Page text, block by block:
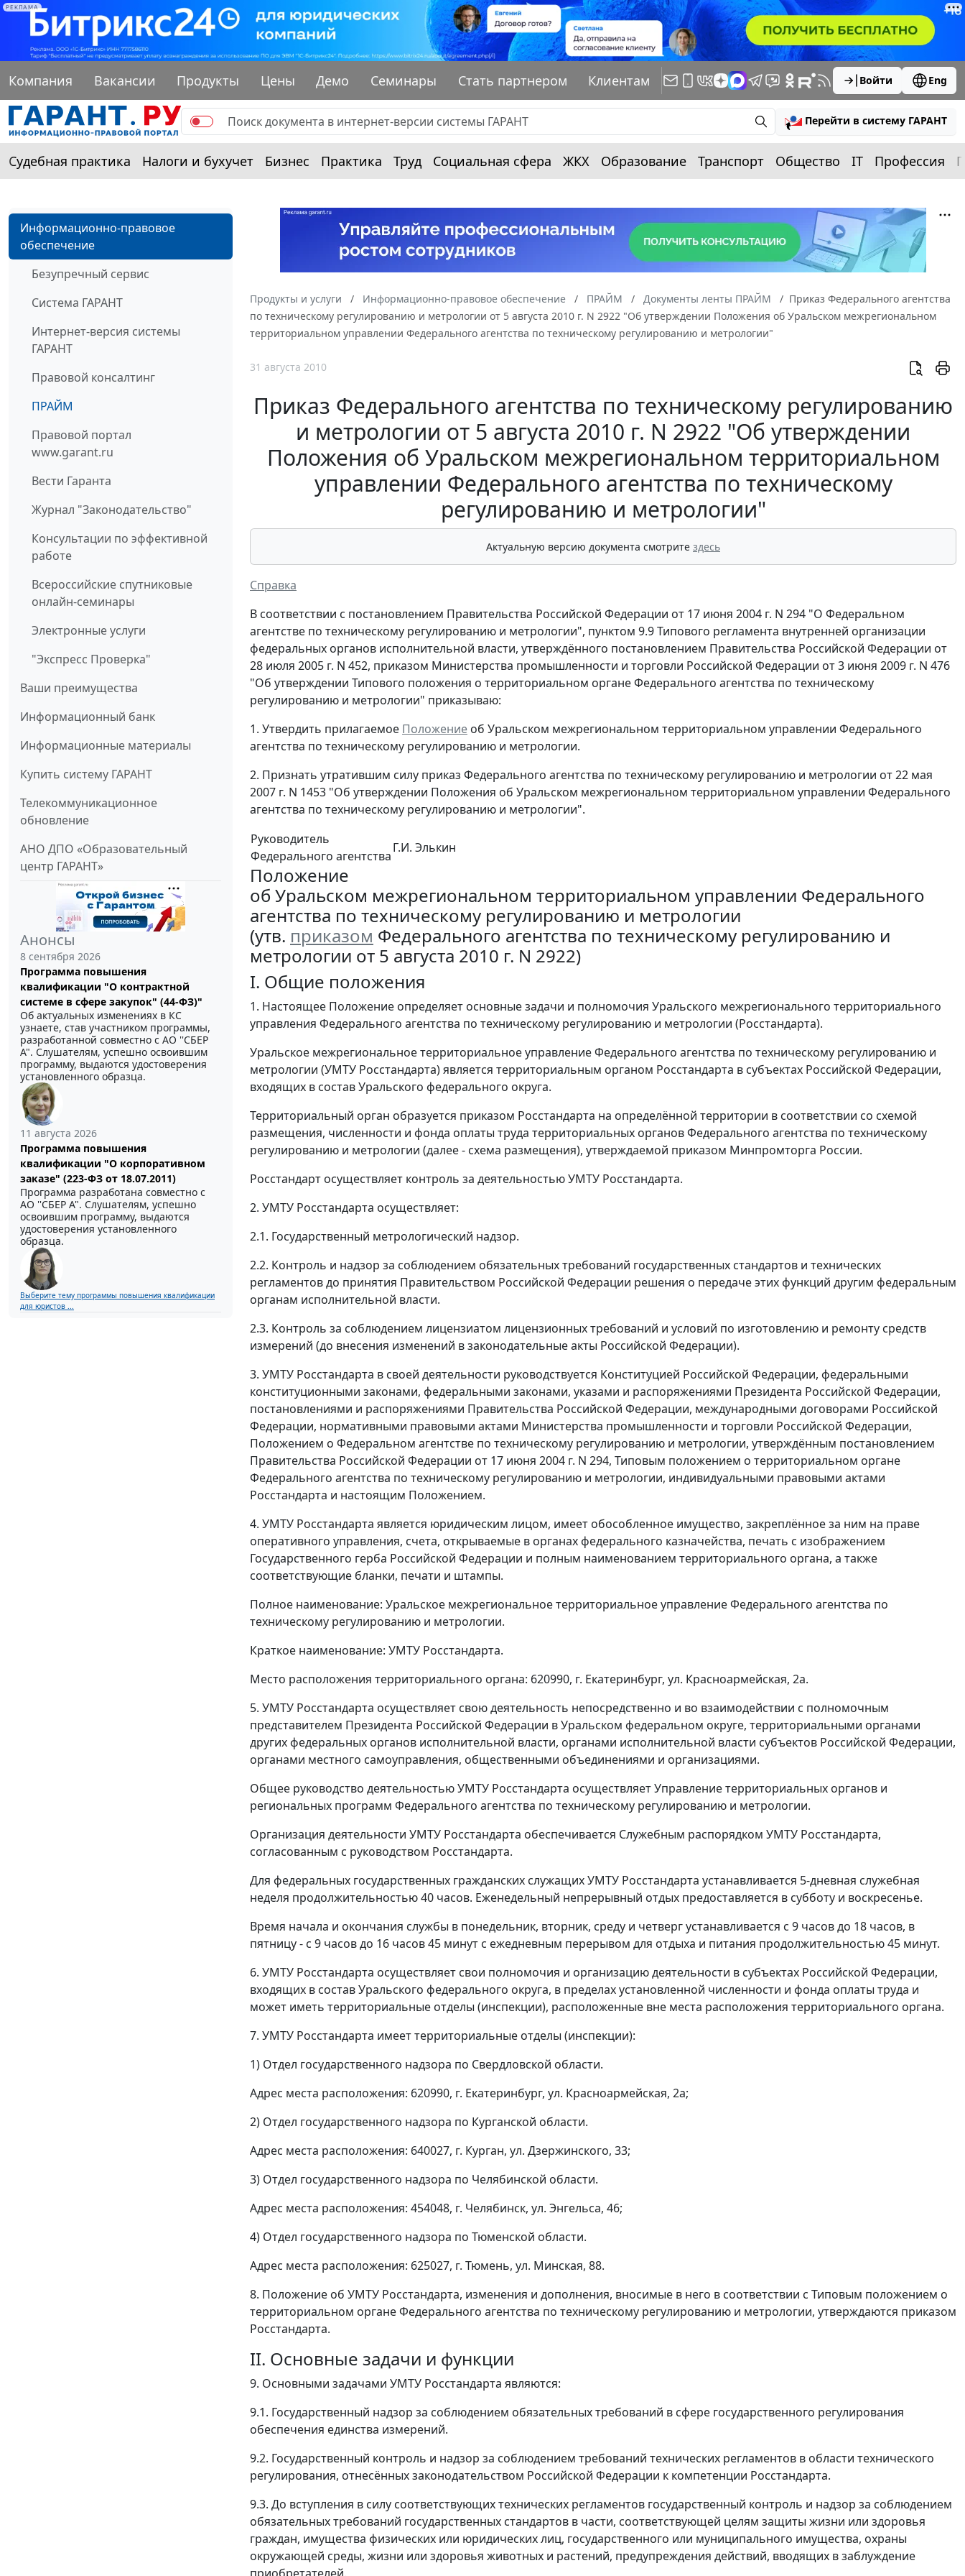
РЕКЛАМА
Компания Вакансии Продукты Цены Демо Семинары Стать партнером Клиентам Войти Eng
Перейти в систему ГАРАНТ
Судебная практика Налоги и бухучет Бизнес Практика Труд Социальная сфера ЖКХ Образование Транспорт Общество IT Профессия
Информационно-правовое
обеспечение
Безупречный сервис
Система ГАРАНТ
Интернет-версия системы
ГАРАНТ
Правовой консалтинг
ПРАЙМ
Правовой портал
www.garant.ru
Вести Гаранта
Журнал "Законодательство"
Консультации по эффективной
работе
Всероссийские спутниковые
онлайн-семинары
Электронные услуги
"Экспресс Проверка"
Ваши преимущества
Информационный банк
Информационные материалы
Купить систему ГАРАНТ
Телекоммуникационное
обновление
АНО ДПО «Образовательный
центр ГАРАНТ»
Анонсы
8 сентября 2026
Программа повышения
квалификации "О контрактной
системе в сфере закупок" (44-ФЗ)"
Об актуальных изменениях в КС
узнаете, став участником программы,
разработанной совместно с АО ''СБЕР
А". Слушателям, успешно освоившим
программу, выдаются удостоверения
установленного образца.
11 августа 2026
Программа повышения
квалификации "О корпоративном
заказе" (223-ФЗ от 18.07.2011)
Программа разработана совместно с
АО ''СБЕР А". Слушателям, успешно
освоившим программу, выдаются
удостоверения установленного
образца.
Выберите тему программы повышения квалификации
для юристов ...
Продукты и услуги Информационно-правовое обеспечение ПРАЙМ Документы ленты ПРАЙМ
Приказ Федерального агентства
по техническому регулированию и метрологии от 5 августа 2010 г. N 2922 "Об утверждении Положения об Уральском межрегиональном
территориальном управлении Федерального агентства по техническому регулированию и метрологии"
31 августа 2010
Приказ Федерального агентства по техническому регулированию
и метрологии от 5 августа 2010 г. N 2922 "Об утверждении
Положения об Уральском межрегиональном территориальном
управлении Федерального агентства по техническому
регулированию и метрологии"
Актуальную версию документа смотрите здесь
Справка
В соответствии с постановлением Правительства Российской Федерации от 17 июня 2004 г. N 294 "О Федеральном
агентстве по техническому регулированию и метрологии", пунктом 9.9 Типового регламента внутренней организации
федеральных органов исполнительной власти, утверждённого постановлением Правительства Российской Федерации от
28 июля 2005 г. N 452, приказом Министерства промышленности и торговли Российской Федерации от 3 июня 2009 г. N 476
"Об утверждении Типового положения о территориальном органе Федерального агентства по техническому
регулированию и метрологии" приказываю:
1. Утвердить прилагаемое Положение об Уральском межрегиональном территориальном управлении Федерального
агентства по техническому регулированию и метрологии.
2. Признать утратившим силу приказ Федерального агентства по техническому регулированию и метрологии от 22 мая
2007 г. N 1453 "Об утверждении Положения об Уральском межрегиональном территориальном управлении Федерального
агентства по техническому регулированию и метрологии".
Руководитель
Федерального агентства
Г.И. Элькин
Положение
об Уральском межрегиональном территориальном управлении Федерального
агентства по техническому регулированию и метрологии
(утв. приказом Федерального агентства по техническому регулированию и
метрологии от 5 августа 2010 г. N 2922)
I. Общие положения
1. Настоящее Положение определяет основные задачи и полномочия Уральского межрегионального территориального
управления Федерального агентства по техническому регулированию и метрологии (Росстандарта).
Уральское межрегиональное территориальное управление Федерального агентства по техническому регулированию и
метрологии (УМТУ Росстандарта) является территориальным органом Росстандарта в субъектах Российской Федерации,
входящих в состав Уральского федерального округа.
Территориальный орган образуется приказом Росстандарта на определённой территории в соответствии со схемой
размещения, численности и фонда оплаты труда территориальных органов Федерального агентства по техническому
регулированию и метрологии (далее - схема размещения), утверждаемой приказом Минпромторга России.
Росстандарт осуществляет контроль за деятельностью УМТУ Росстандарта.
2. УМТУ Росстандарта осуществляет:
2.1. Государственный метрологический надзор.
2.2. Контроль и надзор за соблюдением обязательных требований государственных стандартов и технических
регламентов до принятия Правительством Российской Федерации решения о передаче этих функций другим федеральным
органам исполнительной власти.
2.3. Контроль за соблюдением лицензиатом лицензионных требований и условий по изготовлению и ремонту средств
измерений (до внесения изменений в законодательные акты Российской Федерации).
3. УМТУ Росстандарта в своей деятельности руководствуется Конституцией Российской Федерации, федеральными
конституционными законами, федеральными законами, указами и распоряжениями Президента Российской Федерации,
постановлениями и распоряжениями Правительства Российской Федерации, международными договорами Российской
Федерации, нормативными правовыми актами Министерства промышленности и торговли Российской Федерации,
Положением о Федеральном агентстве по техническому регулированию и метрологии, утверждённым постановлением
Правительства Российской Федерации от 17 июня 2004 г. N 294, Типовым положением о территориальном органе
Федерального агентства по техническому регулированию и метрологии, индивидуальными правовыми актами
Росстандарта и настоящим Положением.
4. УМТУ Росстандарта является юридическим лицом, имеет обособленное имущество, закреплённое за ним на праве
оперативного управления, счета, открываемые в органах федерального казначейства, печать с изображением
Государственного герба Российской Федерации и полным наименованием территориального органа, а также
соответствующие бланки, печати и штампы.
Полное наименование: Уральское межрегиональное территориальное управление Федерального агентства по
техническому регулированию и метрологии.
Краткое наименование: УМТУ Росстандарта.
Место расположения территориального органа: 620990, г. Екатеринбург, ул. Красноармейская, 2а.
5. УМТУ Росстандарта осуществляет свою деятельность непосредственно и во взаимодействии с полномочным
представителем Президента Российской Федерации в Уральском федеральном округе, территориальными органами
других федеральных органов исполнительной власти, органами исполнительной власти субъектов Российской Федерации,
органами местного самоуправления, общественными объединениями и организациями.
Общее руководство деятельностью УМТУ Росстандарта осуществляет Управление территориальных органов и
региональных программ Федерального агентства по техническому регулированию и метрологии.
Организация деятельности УМТУ Росстандарта обеспечивается Служебным распорядком УМТУ Росстандарта,
согласованным с руководством Росстандарта.
Для федеральных государственных гражданских служащих УМТУ Росстандарта устанавливается 5-дневная служебная
неделя продолжительностью 40 часов. Еженедельный непрерывный отдых предоставляется в субботу и воскресенье.
Время начала и окончания службы в понедельник, вторник, среду и четверг устанавливается с 9 часов до 18 часов, в
пятницу - с 9 часов до 16 часов 45 минут с ежедневным перерывом для отдыха и питания продолжительностью 45 минут.
6. УМТУ Росстандарта осуществляет свои полномочия и организацию деятельности в субъектах Российской Федерации,
входящих в состав Уральского федерального округа, в пределах установленной численности и фонда оплаты труда и
может иметь территориальные отделы (инспекции), расположенные вне места расположения территориального органа.
7. УМТУ Росстандарта имеет территориальные отделы (инспекции):
1) Отдел государственного надзора по Свердловской области.
Адрес места расположения: 620990, г. Екатеринбург, ул. Красноармейская, 2а;
2) Отдел государственного надзора по Курганской области.
Адрес места расположения: 640027, г. Курган, ул. Дзержинского, 33;
3) Отдел государственного надзора по Челябинской области.
Адрес места расположения: 454048, г. Челябинск, ул. Энгельса, 46;
4) Отдел государственного надзора по Тюменской области.
Адрес места расположения: 625027, г. Тюмень, ул. Минская, 88.
8. Положение об УМТУ Росстандарта, изменения и дополнения, вносимые в него в соответствии с Типовым положением о
территориальном органе Федерального агентства по техническому регулированию и метрологии, утверждаются приказом
Росстандарта.
II. Основные задачи и функции
9. Основными задачами УМТУ Росстандарта являются:
9.1. Государственный надзор за соблюдением обязательных требований в сфере государственного регулирования
обеспечения единства измерений.
9.2. Государственный контроль и надзор за соблюдением требований технических регламентов в области технического
регулирования, отнесённых законодательством Российской Федерации к компетенции Росстандарта.
9.3. До вступления в силу соответствующих технических регламентов государственный контроль и надзор за соблюдением
обязательных требований государственных стандартов в части, соответствующей целям защиты жизни или здоровья
граждан, имущества физических или юридических лиц, государственного или муниципального имущества, охраны
окружающей среды, жизни или здоровья животных и растений, предупреждения действий, вводящих в заблуждение
приобретателей.